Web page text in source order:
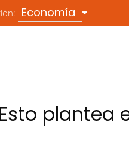
Economía
plantea